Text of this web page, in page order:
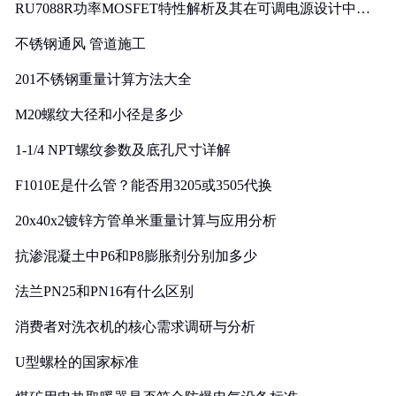
RU7088R功率MOSFET特性解析及其在可调电源设计中的
不锈钢通风 管道施工
201不锈钢重量计算方法大全
M20螺纹大径和小径是多少
1-1/4 NPT螺纹参数及底孔尺寸详解
F1010E是什么管？能否用3205或3505代换
20x40x2镀锌方管单米重量计算与应用分析
抗渗混凝土中P6和P8膨胀剂分别加多少
法兰PN25和PN16有什么区别
消费者对洗衣机的核心需求调研与分析
U型螺栓的国家标准